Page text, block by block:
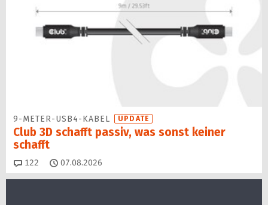
9-METER-USB4-KABEL UPDATE
Club 3D schafft passiv, was sonst keiner
schafft
122 Kommentare
07.08.2026